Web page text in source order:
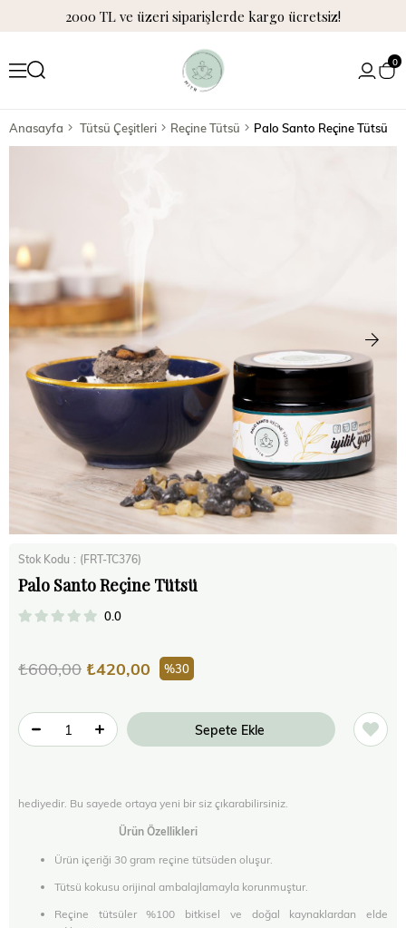
2000 TL ve üzeri siparişlerde kargo ücretsiz!
0
Anasayfa Tütsü Çeşitleri Reçine Tütsü Palo Santo Reçine Tütsü
Stok Kodu (FRT-TC376)
Palo Santo Reçine Tütsü
0.0
₺600,00 ₺420,00 30
hediyedir. Bu sayede ortaya yeni bir siz çıkarabilirsiniz.
Ürün Özellikleri
Ürün içeriği 30 gram reçine tütsüden oluşur.
Tütsü kokusu orijinal ambalajlamayla korunmuştur.
Reçine tütsüler %100 bitkisel ve doğal kaynaklardan elde